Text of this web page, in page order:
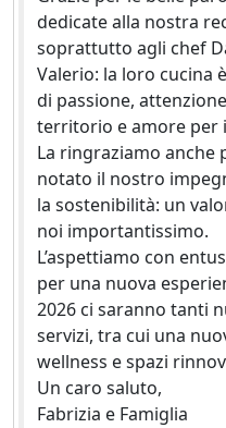
dedicate alla nostra
soprattutto agli chef
Valerio: la loro cucina
di passione,
territorio e amore per
La ringraziamo anche
notato il nostro
la sostenibilità: un
noi importantissimo.
L’aspettiamo con
per una nuova
2026 ci saranno tanti
servizi, tra cui una
wellness e spazi
Un caro saluto,
Fabrizia e Famiglia